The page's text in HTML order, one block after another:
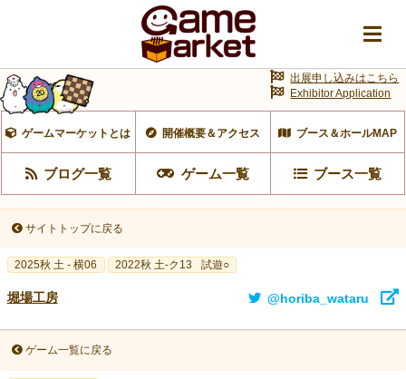
ゲームマーケットとは 開催概要＆アクセス ブース＆ホールMAP
ブログ一覧 ゲーム一覧 ブース一覧
出展申し込みはこちら
Exhibitor Application
サイトトップに戻る
2025秋 土 - 横06 2022秋 土-ク13 試遊○
堀場工房 @horiba_wataru
ゲーム一覧に戻る